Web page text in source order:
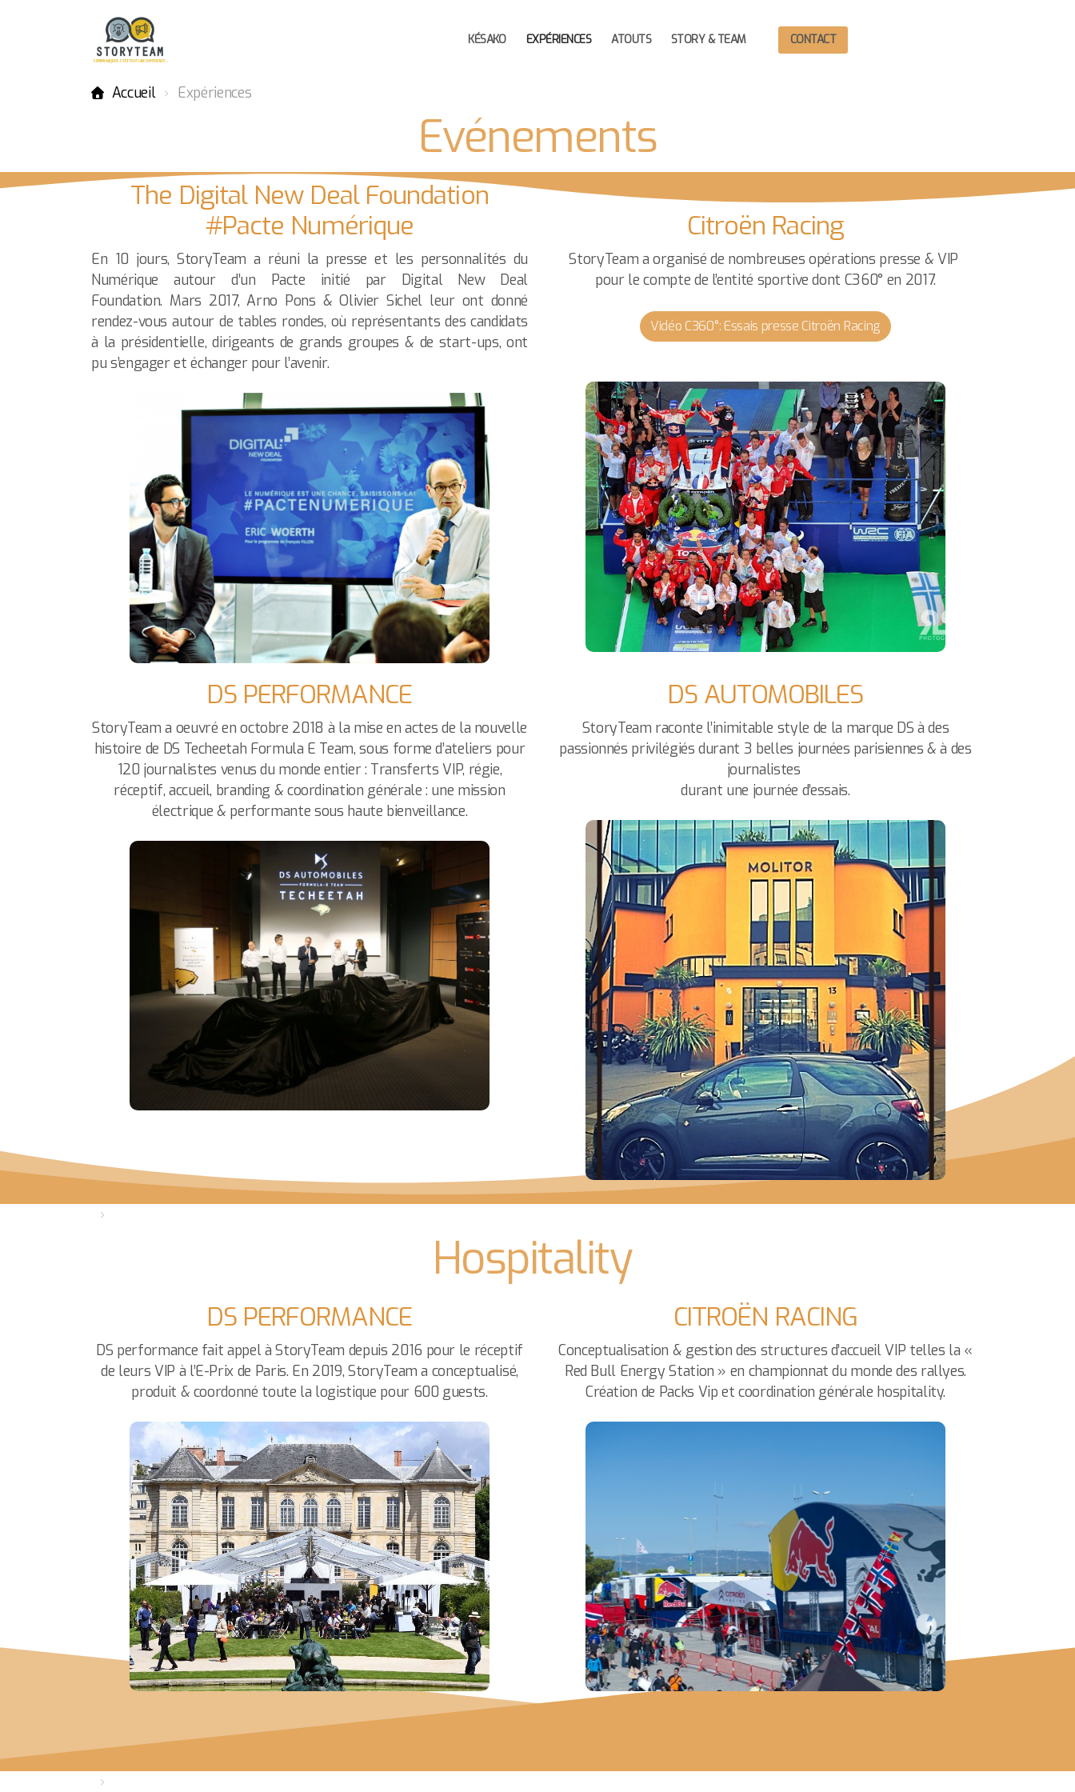
KÉSAKO EXPÉRIENCES ATOUTS STORY & TEAM CONTACT
Accueil Expériences
Evénements
The Digital New Deal Foundation
#Pacte Numérique
En 10 jours, StoryTeam a réuni la presse et les personnalités du
Numérique autour d’un Pacte initié par Digital New Deal
Foundation. Mars 2017, Arno Pons & Olivier Sichel leur ont donné
rendez-vous autour de tables rondes, où représentants des candidats
à la présidentielle, dirigeants de grands groupes & de start-ups, ont
pu s’engager et échanger pour l’avenir.
Citroën Racing
StoryTeam a organisé de nombreuses opérations presse & VIP
pour le compte de l’entité sportive dont C360° en 2017.
Vidéo C360°: Essais presse Citroën Racing
DS PERFORMANCE
StoryTeam a oeuvré en octobre 2018 à la mise en actes de la nouvelle
histoire de DS Techeetah Formula E Team, sous forme d’ateliers pour
120 journalistes venus du monde entier : Transferts VIP, régie,
réceptif, accueil, branding & coordination générale : une mission
électrique & performante sous haute bienveillance.
DS AUTOMOBILES
StoryTeam raconte l’inimitable style de la marque DS à des
passionnés privilégiés durant 3 belles journées parisiennes & à des
journalistes
durant une journée d’essais.
Hospitality
DS PERFORMANCE
DS performance fait appel à StoryTeam depuis 2016 pour le réceptif
de leurs VIP à l’E-Prix de Paris. En 2019, StoryTeam a conceptualisé,
produit & coordonné toute la logistique pour 600 guests.
CITROËN RACING
Conceptualisation & gestion des structures d’accueil VIP telles la «
Red Bull Energy Station » en championnat du monde des rallyes.
Création de Packs Vip et coordination générale hospitality.